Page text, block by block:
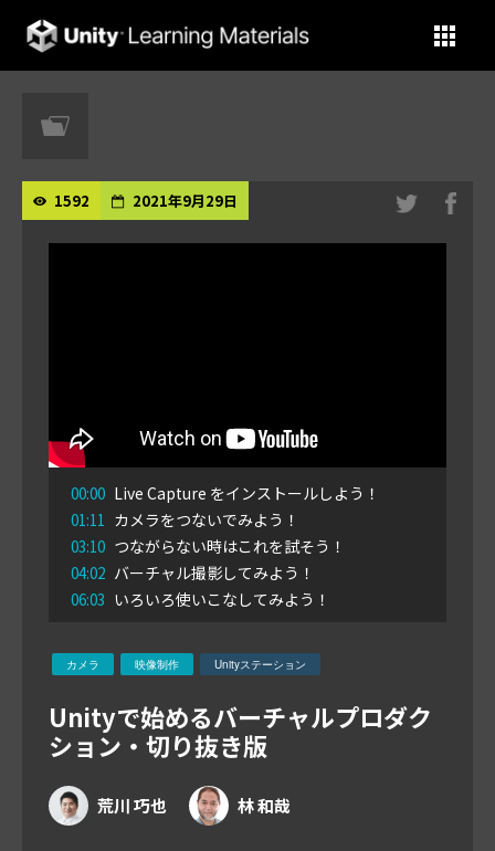
Unity Learning Materials
1592 2021年9月29日
00:00 Live Capture をインストールしよう！
01:11 カメラをつないでみよう！
03:10 つながらない時はこれを試そう！
04:02 バーチャル撮影してみよう！
06:03 いろいろ使いこなしてみよう！
カメラ 映像制作 Unityステーション
Unityで始めるバーチャルプロダク
ション・切り抜き版
荒川 巧也 林 和哉